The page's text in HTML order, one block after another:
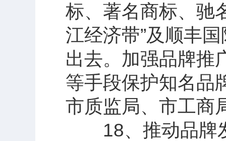
标、著名商标、驰
江经济带”及顺丰
出去。加强品牌推
等手段保护知名品
市质监局、市工商
18、推动品牌发